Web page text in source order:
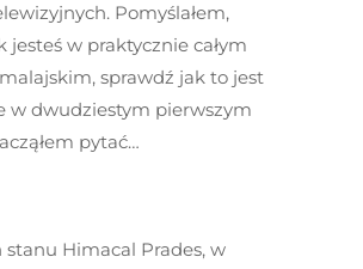
Pomyślałem,
jesteś w praktycznie całym
sprawdź jak to jest
w dwudziestym pierwszym
pytać…
stanu Himacal Prades, w